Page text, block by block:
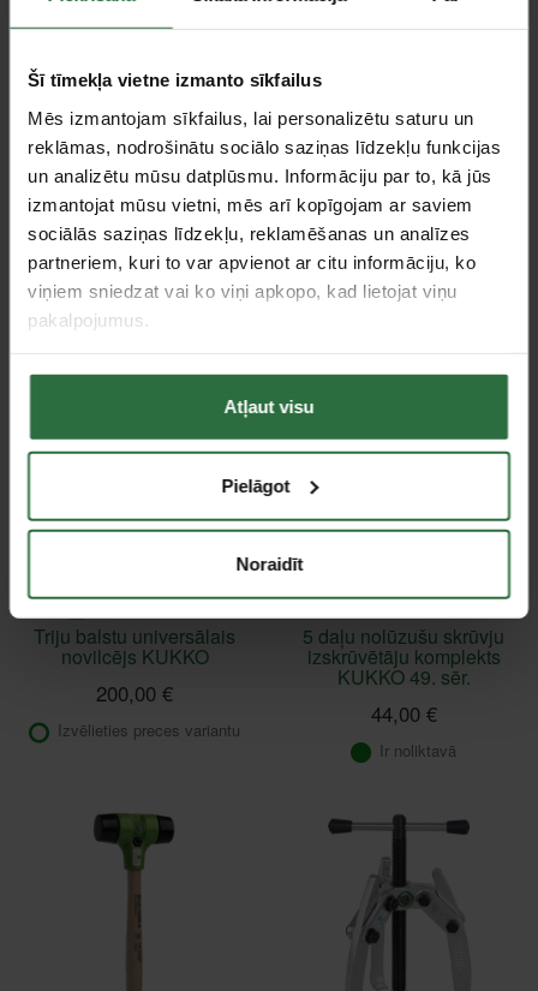
Šī tīmekļa vietne izmanto sīkfailus
Mēs izmantojam sīkfailus, lai personalizētu saturu un
reklāmas, nodrošinātu sociālo saziņas līdzekļu funkcijas
un analizētu mūsu datplūsmu. Informāciju par to, kā jūs
izmantojat mūsu vietni, mēs arī kopīgojam ar saviem
sociālās saziņas līdzekļu, reklamēšanas un analīzes
partneriem, kuri to var apvienot ar citu informāciju, ko
viņiem sniedzat vai ko viņi apkopo, kad lietojat viņu
pakalpojumus.
Atļaut visu
Pielāgot
Noraidīt
Neatlecošs neilona
āmurs KUKKO Selecthor
Ø60mm
84,00 €
Neatlecošs
gumijas/plastmasas
āmurs KUKKO Selecthor
Ø40mm
50,85 €
Triju balstu universālais
novilcējs KUKKO
200,00 €
Izvēlieties preces variantu
5 daļu nolūzušu skrūvju
izskrūvētāju komplekts
KUKKO 49. sēr.
44,00 €
Ir noliktavā